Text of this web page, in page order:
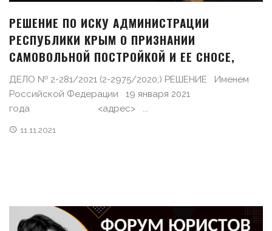
РЕШЕНИЕ ПО ИСКУ АДМИНИСТРАЦИИ
РЕСПУБЛИКИ КРЫМ О ПРИЗНАНИИ
САМОВОЛЬНОЙ ПОСТРОЙКОЙ И ЕЕ СНОСЕ,
ДЕЛО № 2-281/2021 (2-2975/2020;) РЕШЕНИЕ Именем
Российской Федерации 19 января 2021
года <адрес> ...
11.11.2021